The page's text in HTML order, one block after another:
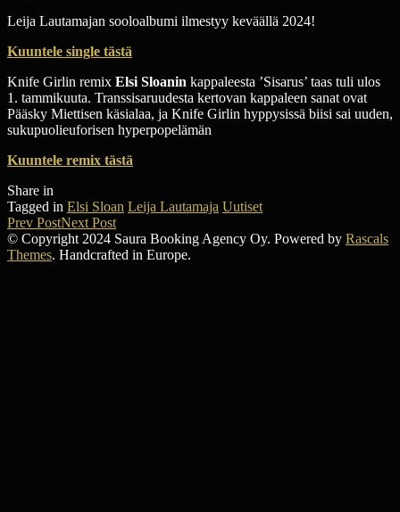
Leija Lautamajan sooloalbumi ilmestyy keväällä 2024!
Kuuntele single tästä
Knife Girlin remix Elsi Sloanin kappaleesta ’Sisarus’ taas tuli ulos
1. tammikuuta. Transsisaruudesta kertovan kappaleen sanat ovat
Pääsky Miettisen käsialaa, ja Knife Girlin hyppysissä biisi sai uuden,
sukupuolieuforisen hyperpopelämän
Kuuntele remix tästä
Share in
Tagged in Elsi Sloan Leija Lautamaja Uutiset
Prev PostNext Post
© Copyright 2024 Saura Booking Agency Oy. Powered by Rascals
Themes. Handcrafted in Europe.